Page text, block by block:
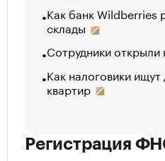
Как банк Wildberries
склады
Сотрудники
Как налоговики
квартир
Регистрация